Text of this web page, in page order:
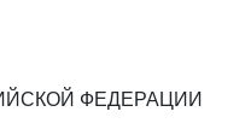
ФЕДЕРАЦИИ